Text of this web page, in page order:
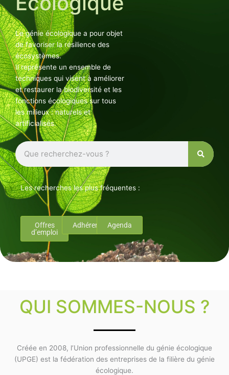
Le génie écologique a pour objet
de favoriser la résilience des
écosystèmes.
Il représente un ensemble de
techniques qui visent à améliorer
et restaurer la biodiversité et les
fonctions écologiques sur tous
les milieux : naturels et
artificialisés.
Rechercher
Les recherches les plus fréquentes :
Offres
d’emploi
Adhérents Agenda
QUI SOMMES-NOUS ?
Créée en 2008, l’Union professionnelle du génie écologique
(UPGE) est la fédération des entreprises de la filière du génie
écologique.